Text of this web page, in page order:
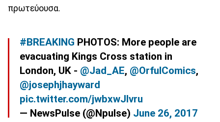
πρωτεύουσα.
#BREAKING PHOTOS: More people are
evacuating Kings Cross station in
London, UK - @Jad_AE, @OrfulComics,
@josephjhayward
pic.twitter.com/jwbxwJIvru
— NewsPulse (@Npulse) June 26, 2017